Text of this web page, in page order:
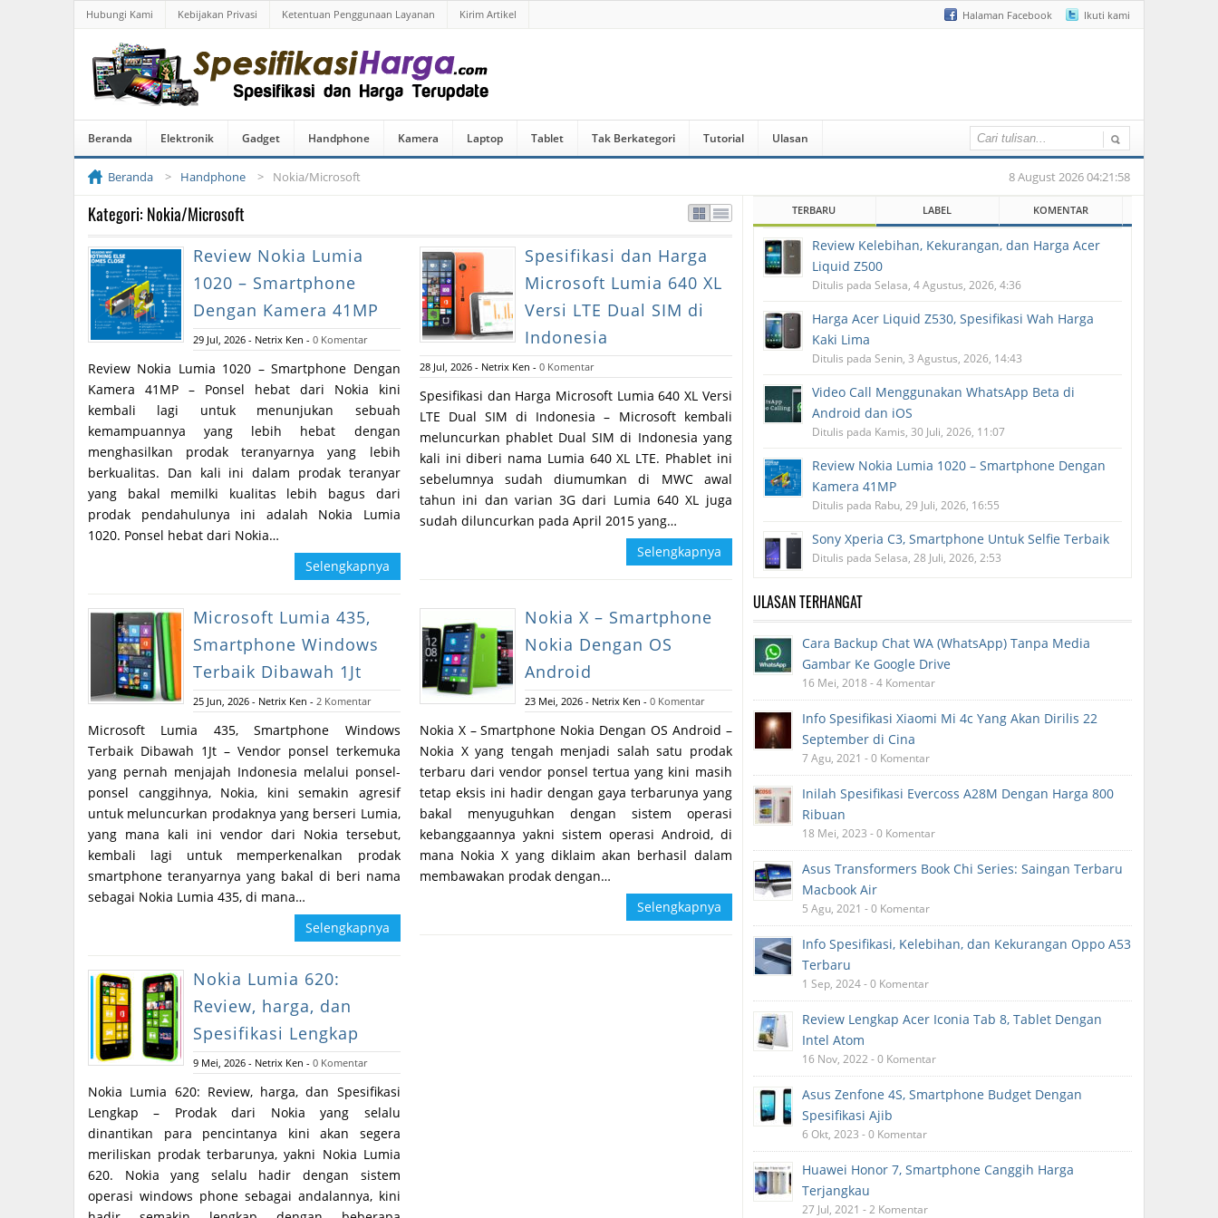
Halaman Facebook Ikuti kami
Hubungi Kami Kebijakan Privasi Ketentuan Penggunaan Layanan Kirim Artikel
Beranda Elektronik Gadget Handphone Kamera Laptop Tablet Tak Berkategori Tutorial Ulasan
Beranda Handphone Nokia/Microsoft 8 August 2026 04:21:58
Kategori: Nokia/Microsoft
Review Nokia Lumia
1020 – Smartphone
Dengan Kamera 41MP
29 Jul, 2026 - Netrix Ken - 0 Komentar
Review Nokia Lumia 1020 – Smartphone Dengan
Kamera 41MP – Ponsel hebat dari Nokia kini
kembali lagi untuk menunjukan sebuah
kemampuannya yang lebih hebat dengan
menghasilkan prodak teranyarnya yang lebih
berkualitas. Dan kali ini dalam prodak teranyar
yang bakal memilki kualitas lebih bagus dari
prodak pendahulunya ini adalah Nokia Lumia
1020. Ponsel hebat dari Nokia…
Selengkapnya
Spesifikasi dan Harga
Microsoft Lumia 640 XL
Versi LTE Dual SIM di
Indonesia
28 Jul, 2026- Netrix Ken - 0 Komentar
Spesifikasi dan Harga Microsoft Lumia 640 XL Versi
LTE Dual SIM di Indonesia – Microsoft kembali
meluncurkan phablet Dual SIM di Indonesia yang
kali ini diberi nama Lumia 640 XL LTE. Phablet ini
sebelumnya sudah diumumkan di MWC awal
tahun ini dan varian 3G dari Lumia 640 XL juga
sudah diluncurkan pada April 2015 yang…
Selengkapnya
Microsoft Lumia 435,
Smartphone Windows
Terbaik Dibawah 1Jt
25 Jun, 2026 - Netrix Ken - 2 Komentar
Microsoft Lumia 435, Smartphone Windows
Terbaik Dibawah 1Jt – Vendor ponsel terkemuka
yang pernah menjajah Indonesia melalui ponsel-
ponsel canggihnya, Nokia, kini semakin agresif
untuk meluncurkan prodaknya yang berseri Lumia,
yang mana kali ini vendor dari Nokia tersebut,
kembali lagi untuk memperkenalkan prodak
smartphone teranyarnya yang bakal di beri nama
sebagai Nokia Lumia 435, di mana…
Selengkapnya
Nokia X – Smartphone
Nokia Dengan OS
Android
23 Mei, 2026- Netrix Ken - 0 Komentar
Nokia X – Smartphone Nokia Dengan OS Android –
Nokia X yang tengah menjadi salah satu prodak
terbaru dari vendor ponsel tertua yang kini masih
tetap eksis ini hadir dengan gaya terbarunya yang
bakal menyuguhkan dengan sistem operasi
kebanggaannya yakni sistem operasi Android, di
mana Nokia X yang diklaim akan berhasil dalam
membawakan prodak dengan…
Selengkapnya
Nokia Lumia 620:
Review, harga, dan
Spesifikasi Lengkap
9 Mei, 2026 - Netrix Ken - 0 Komentar
Nokia Lumia 620: Review, harga, dan Spesifikasi
Lengkap – Prodak dari Nokia yang selalu
dinantikan para pencintanya kini akan segera
meriliskan prodak terbarunya, yakni Nokia Lumia
620. Nokia yang selalu hadir dengan sistem
operasi windows phone sebagai andalannya, kini
TERBARU LABEL KOMENTAR
Review Kelebihan, Kekurangan, dan Harga Acer
Liquid Z500
Ditulis pada Selasa, 4 Agustus, 2026, 4:36
Harga Acer Liquid Z530, Spesifikasi Wah Harga
Kaki Lima
Ditulis pada Senin, 3 Agustus, 2026, 14:43
Video Call Menggunakan WhatsApp Beta di
Android dan iOS
Ditulis pada Kamis, 30 Juli, 2026, 11:07
Review Nokia Lumia 1020 – Smartphone Dengan
Kamera 41MP
Ditulis pada Rabu, 29 Juli, 2026, 16:55
Sony Xperia C3, Smartphone Untuk Selfie Terbaik
Ditulis pada Selasa, 28 Juli, 2026, 2:53
ULASAN TERHANGAT
Cara Backup Chat WA (WhatsApp) Tanpa Media
Gambar Ke Google Drive
16 Mei, 2018 - 4 Komentar
Info Spesifikasi Xiaomi Mi 4c Yang Akan Dirilis 22
September di Cina
7 Agu, 2021 - 0 Komentar
Inilah Spesifikasi Evercoss A28M Dengan Harga 800
Ribuan
18 Mei, 2023 - 0 Komentar
Asus Transformers Book Chi Series: Saingan Terbaru
Macbook Air
5 Agu, 2021 - 0 Komentar
Info Spesifikasi, Kelebihan, dan Kekurangan Oppo A53
Terbaru
1 Sep, 2024 - 0 Komentar
Review Lengkap Acer Iconia Tab 8, Tablet Dengan
Intel Atom
16 Nov, 2022 - 0 Komentar
Asus Zenfone 4S, Smartphone Budget Dengan
Spesifikasi Ajib
6 Okt, 2023 - 0 Komentar
Huawei Honor 7, Smartphone Canggih Harga
Terjangkau
27 Jul, 2021 - 2 Komentar